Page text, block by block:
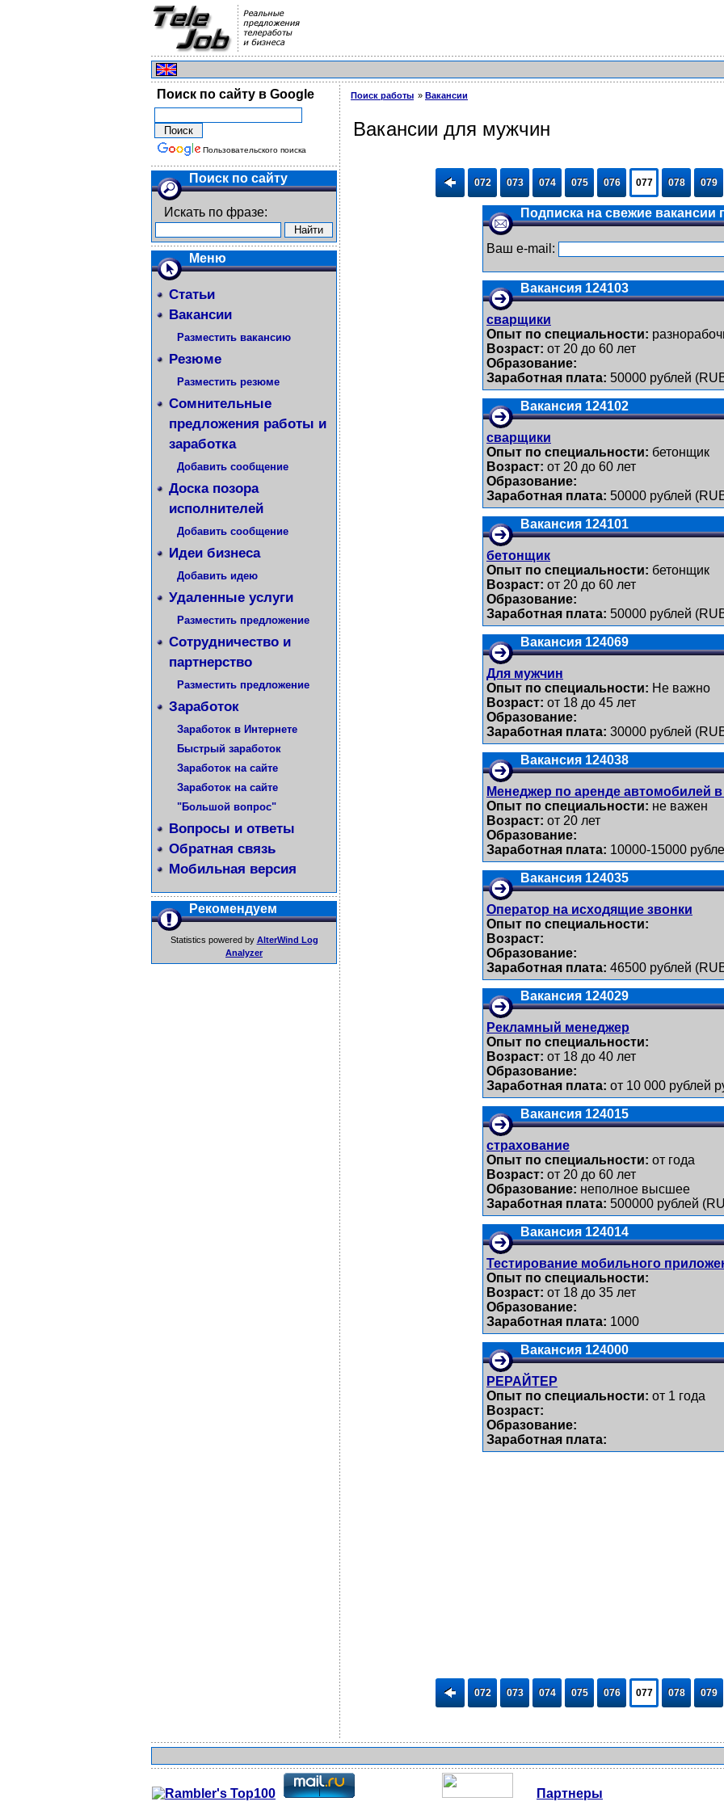
Поиск по сайту в Google
Пользовательского поиска
Поиск по сайту
Искать по фразе:
Меню
Статьи
Вакансии
Разместить вакансию
Резюме
Разместить резюме
Сомнительные
предложения работы и
заработка
Добавить сообщение
Доска позора
исполнителей
Добавить сообщение
Идеи бизнеса
Добавить идею
Удаленные услуги
Разместить предложение
Сотрудничество и
партнерство
Разместить предложение
Заработок
Заработок в Интернете
Быстрый заработок
Заработок на сайте
Заработок на сайте
"Большой вопрос"
Вопросы и ответы
Обратная связь
Мобильная версия
Рекомендуем
Statistics powered by AlterWind Log
Analyzer
Поиск работы Вакансии
Вакансии для мужчин
072 073 074 075 076 077 078 079
Подписка на свежие вакансии
Ваш e-mail:
Вакансия 124103
сварщики
Опыт по специальности:
Возраст: от 20 до 60 лет
Образование:
Заработная плата: 50000 рублей
Вакансия 124102
сварщики
Опыт по специальности: бетонщик
Возраст: от 20 до 60 лет
Образование:
Заработная плата: 50000 рублей
Вакансия 124101
бетонщик
Опыт по специальности: бетонщик
Возраст: от 20 до 60 лет
Образование:
Заработная плата: 50000 рублей
Вакансия 124069
Для мужчин
Опыт по специальности: Не важно
Возраст: от 18 до 45 лет
Образование:
Заработная плата: 30000 рублей
Вакансия 124038
Менеджер по аренде автомобилей в
Опыт по специальности: не важен
Возраст: от 20 лет
Образование:
Заработная плата: 10000-15000
Вакансия 124035
Оператор на исходящие звонки
Опыт по специальности:
Возраст:
Образование:
Заработная плата: 46500 рублей
Вакансия 124029
Рекламный менеджер
Опыт по специальности:
Возраст: от 18 до 40 лет
Образование:
Заработная плата: от 10 000 рублей
Вакансия 124015
страхование
Опыт по специальности: от года
Возраст: от 20 до 60 лет
Образование: неполное высшее
Заработная плата: 500000 рублей
Вакансия 124014
Тестирование мобильного
Опыт по специальности:
Возраст: от 18 до 35 лет
Образование:
Заработная плата: 1000
Вакансия 124000
РЕРАЙТЕР
Опыт по специальности: от 1 года
Возраст:
Образование:
Заработная плата:
072 073 074 075 076 077 078 079
Партнеры